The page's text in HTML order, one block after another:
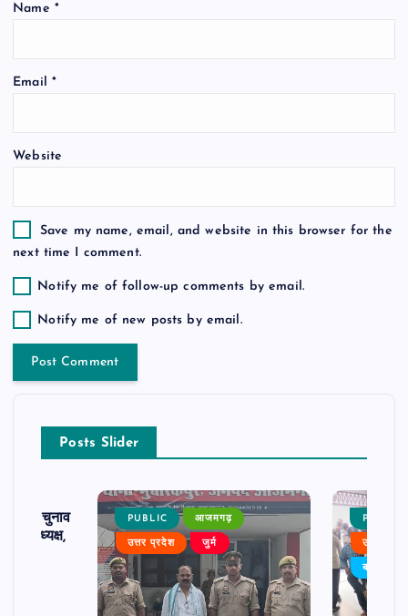
i
o
Name *
Email *
Website
Save my name, email, and website in this browser for the
next time I comment.
Notify me of follow-up comments by email.
Notify me of new posts by email.
Posts Slider
का चुनाव
बने अध्यक्ष,
PUBLIC आजमगढ़
उत्तर प्रदेश जुर्म
PUBLIC
उत्तर
बड़ी खबर